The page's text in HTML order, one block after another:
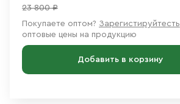
23 800 ₽
Покупаете оптом? Зарегистируйтесть
оптовые цены на продукцию
Добавить в корзину